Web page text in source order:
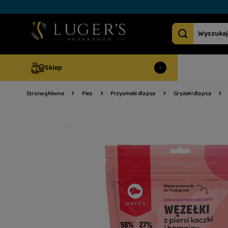
Sklep
Strona główna Pies Przysmaki dla psa Gryzaki dla psa